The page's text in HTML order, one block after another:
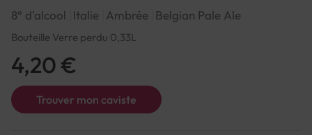
8° d'alcool Italie Ambrée Belgian Pale Ale
Bouteille Verre perdu 0,33L
Trouver mon caviste
4,20 €